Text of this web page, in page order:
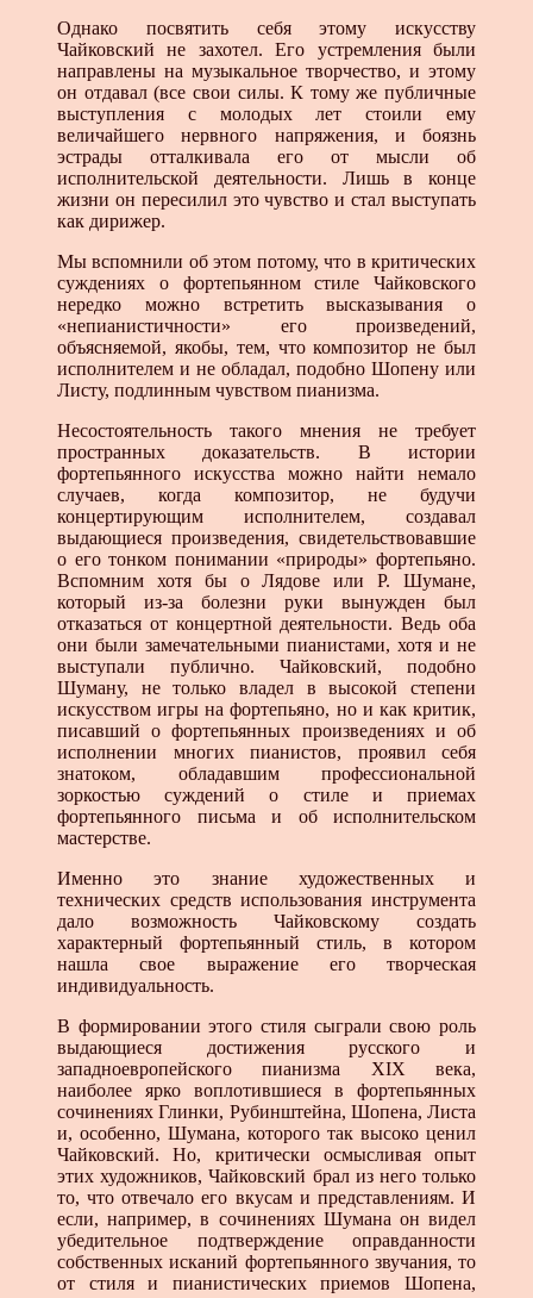
Однако посвятить себя этому искусству
Чайковский не захотел. Его устремления были
направлены на музыкальное творчество, и этому
он отдавал (все свои силы. К тому же публичные
выступления с молодых лет стоили ему
величайшего нервного напряжения, и боязнь
эстрады отталкивала его от мысли об
исполнительской деятельности. Лишь в конце
жизни он пересилил это чувство и стал выступать
как дирижер.
Мы вспомнили об этом потому, что в критических
суждениях о фортепьянном стиле Чайковского
нередко можно встретить высказывания о
«непианистичности» его произведений,
объясняемой, якобы, тем, что композитор не был
исполнителем и не обладал, подобно Шопену или
Листу, подлинным чувством пианизма.
Несостоятельность такого мнения не требует
пространных доказательств. В истории
фортепьянного искусства можно найти немало
случаев, когда композитор, не будучи
концертирующим исполнителем, создавал
выдающиеся произведения, свидетельствовавшие
о его тонком понимании «природы» фортепьяно.
Вспомним хотя бы о Лядове или Р. Шумане,
который из-за болезни руки вынужден был
отказаться от концертной деятельности. Ведь оба
они были замечательными пианистами, хотя и не
выступали публично. Чайковский, подобно
Шуману, не только владел в высокой степени
искусством игры на фортепьяно, но и как критик,
писавший о фортепьянных произведениях и об
исполнении многих пианистов, проявил себя
знатоком, обладавшим профессиональной
зоркостью суждений о стиле и приемах
фортепьянного письма и об исполнительском
мастерстве.
Именно это знание художественных и
технических средств использования инструмента
дало возможность Чайковскому создать
характерный фортепьянный стиль, в котором
нашла свое выражение его творческая
индивидуальность.
В формировании этого стиля сыграли свою роль
выдающиеся достижения русского и
западноевропейского пианизма XIX века,
наиболее ярко воплотившиеся в фортепьянных
сочинениях Глинки, Рубинштейна, Шопена, Листа
и, особенно, Шумана, которого так высоко ценил
Чайковский. Но, критически осмысливая опыт
этих художников, Чайковский брал из него только
то, что отвечало его вкусам и представлениям. И
если, например, в сочинениях Шумана он видел
убедительное подтверждение оправданности
собственных исканий фортепьянного звучания, то
от стиля и пианистических приемов Шопена,